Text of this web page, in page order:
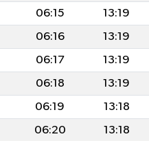
06:15 13:19
06:16 13:19
06:17 13:19
06:18 13:19
06:19 13:18
06:20 13:18